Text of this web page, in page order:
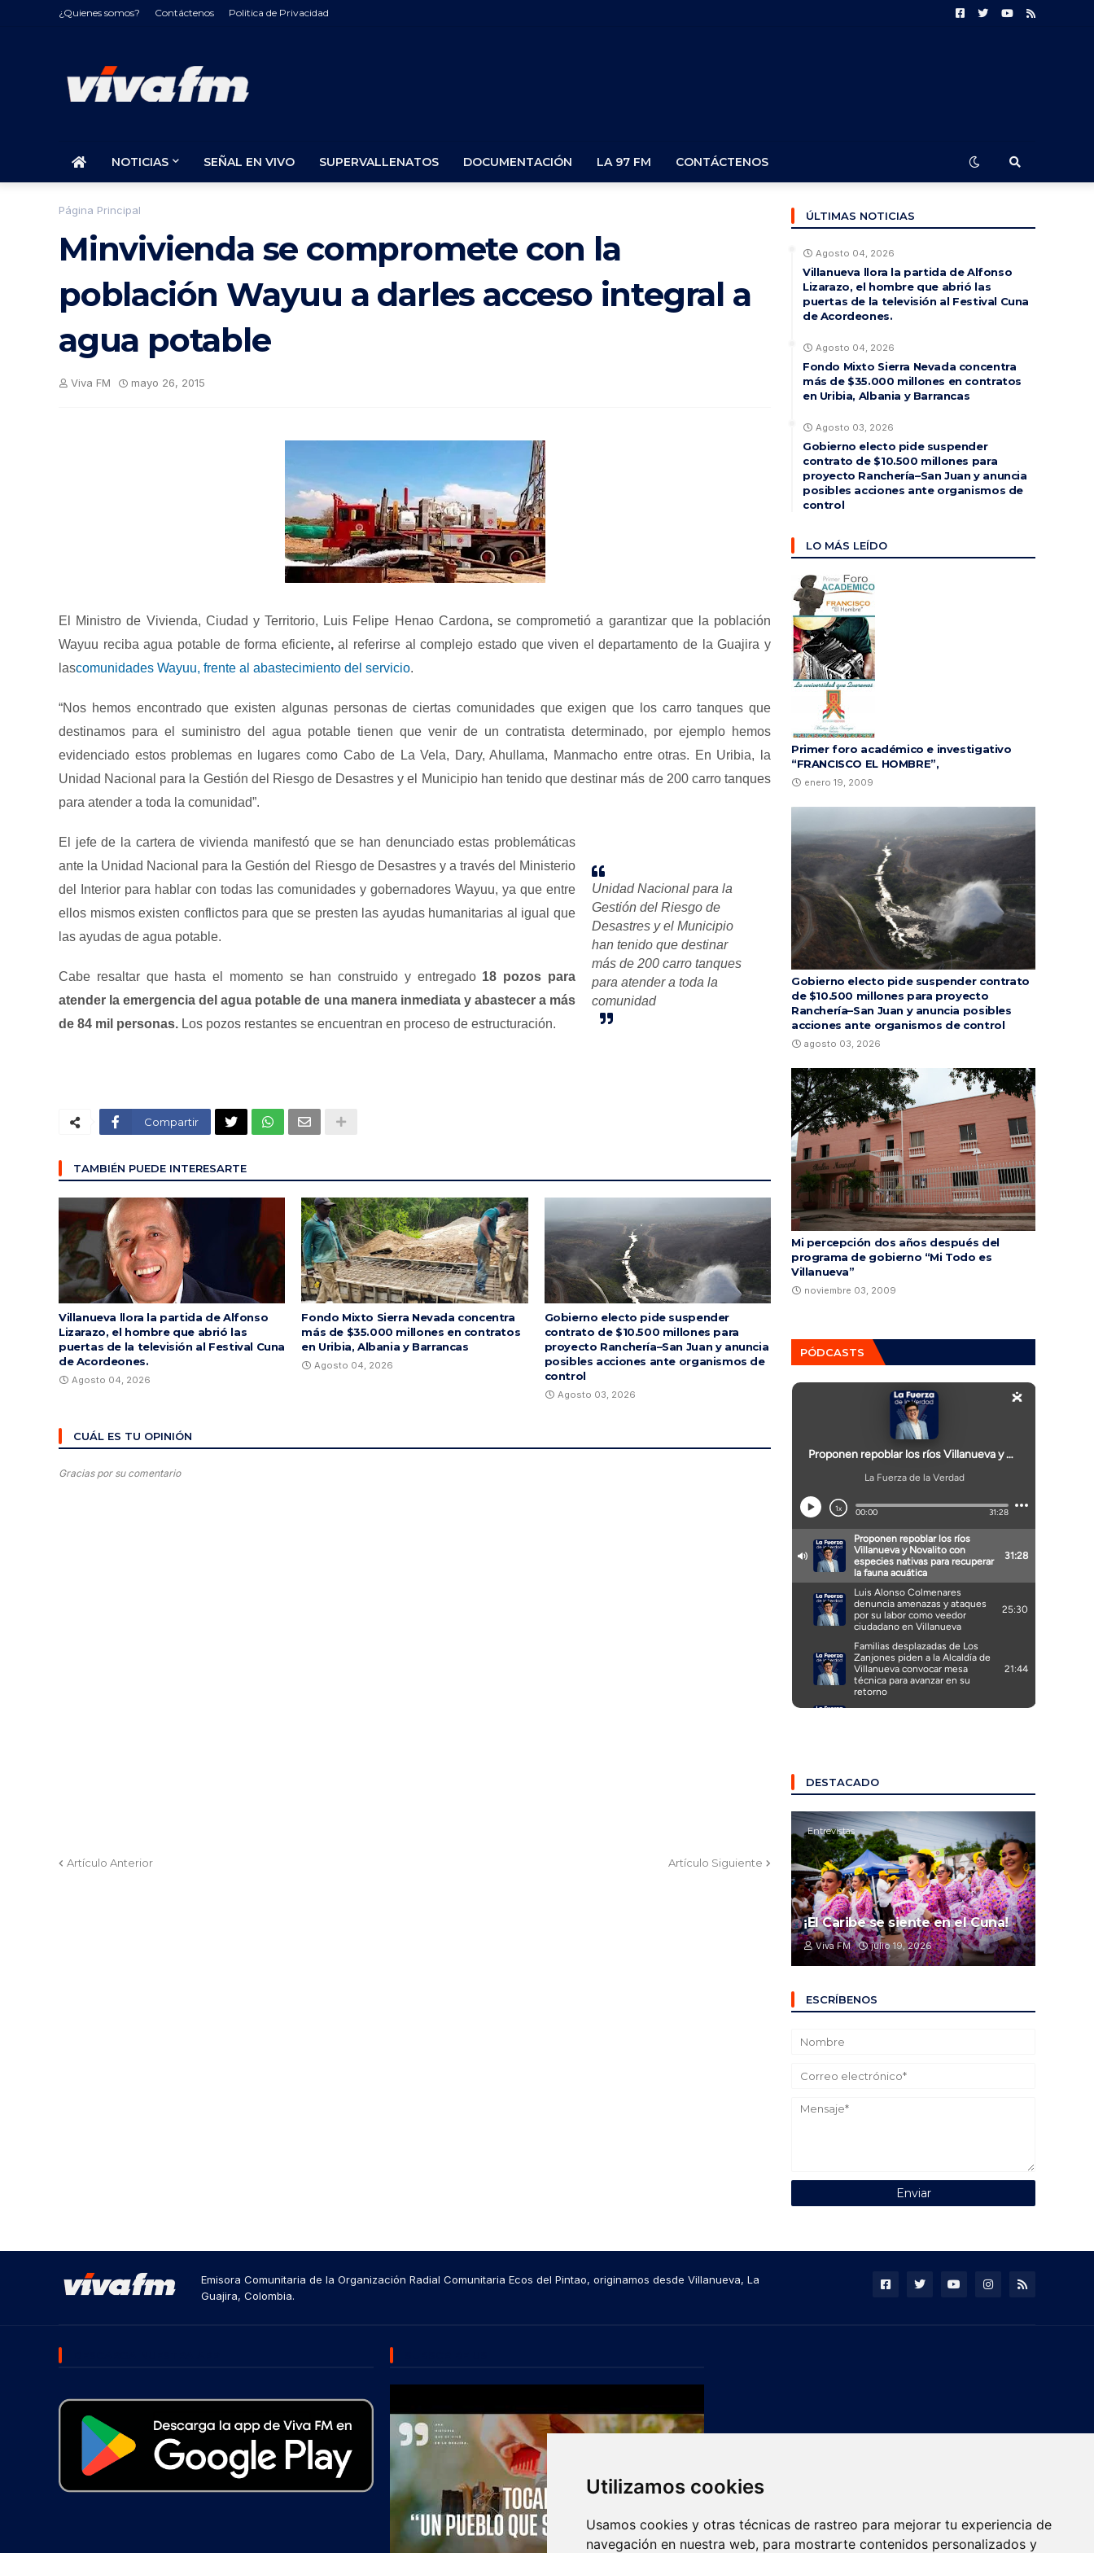
Utilizamos cookies
Usamos cookies y otras técnicas de rastreo para mejorar tu experiencia de
navegación en nuestra web, para mostrarte contenidos personalizados y
¿Quienes somos? Contáctenos Politica de Privacidad
NOTICIAS SEÑAL EN VIVO SUPERVALLENATOS DOCUMENTACIÓN LA 97 FM CONTÁCTENOS
Página Principal
Minvivienda se compromete con la
población Wayuu a darles acceso integral a
agua potable
Viva FM mayo 26, 2015
El Ministro de Vivienda, Ciudad y Territorio, Luis Felipe Henao Cardona,se comprometió a garantizar que la población
Wayuu reciba agua potable de forma eficiente,al referirse al complejo estado que viven el departamento de la Guajira y
lascomunidades Wayuu, frente al abastecimiento del servicio.
“Nos hemos encontrado que existen algunas personas de ciertas comunidades que exigen que los carro tanques que
destinamos para el suministro del agua potable tienen que venir de un contratista determinado, por ejemplo hemos
evidenciado estos problemas en lugares como Cabo de La Vela, Dary, Ahullama, Manmacho entre otras. En Uribia, la
Unidad Nacional para la Gestión del Riesgo de Desastres y el Municipio han tenido que destinar más de 200 carro tanques
para atender a toda la comunidad”.
Unidad Nacional para la
Gestión del Riesgo de
Desastres y el Municipio
han tenido que destinar
más de 200 carro tanques
para atender a toda la
comunidad
El jefe de la cartera de vivienda manifestó que se han denunciado estas problemáticas
ante la Unidad Nacional para la Gestión del Riesgo de Desastres y a través del Ministerio
del Interior para hablar con todas las comunidades y gobernadores Wayuu, ya que entre
ellos mismos existen conflictos para que se presten las ayudas humanitarias al igual que
las ayudas de agua potable.
Cabe resaltar que hasta el momento se han construido y entregado 18 pozos para
atender la emergencia del agua potable de una manera inmediata y abastecer a más
de 84 mil personas. Los pozos restantes se encuentran en proceso de estructuración.
Compartir
TAMBIÉN PUEDE INTERESARTE
Villanueva llora la partida de Alfonso
Lizarazo, el hombre que abrió las
puertas de la televisión al Festival Cuna
de Acordeones.
Agosto 04, 2026
Fondo Mixto Sierra Nevada concentra
más de $35.000 millones en contratos
en Uribia, Albania y Barrancas
Agosto 04, 2026
Gobierno electo pide suspender
contrato de $10.500 millones para
proyecto Ranchería–San Juan y anuncia
posibles acciones ante organismos de
control
Agosto 03, 2026
CUÁL ES TU OPINIÓN
Gracias por su comentario
Artículo Anterior Artículo Siguiente
ÚLTIMAS NOTICIAS
Agosto 04, 2026
Villanueva llora la partida de Alfonso
Lizarazo, el hombre que abrió las
puertas de la televisión al Festival Cuna
de Acordeones.
Agosto 04, 2026
Fondo Mixto Sierra Nevada concentra
más de $35.000 millones en contratos
en Uribia, Albania y Barrancas
Agosto 03, 2026
Gobierno electo pide suspender
contrato de $10.500 millones para
proyecto Ranchería–San Juan y anuncia
posibles acciones ante organismos de
control
LO MÁS LEÍDO
Primer foro académico e investigativo
“FRANCISCO EL HOMBRE”,
enero 19, 2009
Gobierno electo pide suspender contrato
de $10.500 millones para proyecto
Ranchería–San Juan y anuncia posibles
acciones ante organismos de control
agosto 03, 2026
Mi percepción dos años después del
programa de gobierno “Mi Todo es
Villanueva”
noviembre 03, 2009
PÓDCASTS
DESTACADO
Entrevistas
¡El Caribe se siente en el Cuna!
Viva FM julio 19, 2026
ESCRÍBENOS
Emisora Comunitaria de la Organización Radial Comunitaria Ecos del Pintao, originamos desde Villanueva, La
Guajira, Colombia.